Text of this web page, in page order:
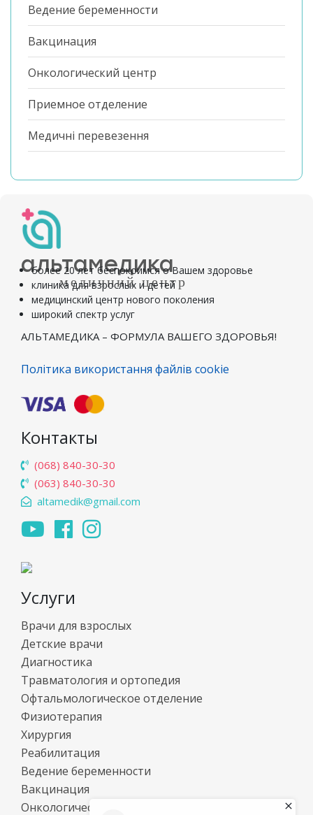
Ведение беременности
Вакцинация
Онкологический центр
Приемное отделение
Медичні перевезення
альтамедика
медичний центр
более 20 лет беспокоимся о Вашем здоровье
клиника для взрослых и детей
медицинский центр нового поколения
широкий спектр услуг
АЛЬТАМЕДИКА – ФОРМУЛА ВАШЕГО ЗДОРОВЬЯ!
Політика використання файлів cookie
Контакты
(068) 840-30-30
(063) 840-30-30
altamedik@gmail.com
Услуги
Врачи для взрослых
Детские врачи
Диагностика
Травматология и ортопедия
Офтальмологическое отделение
Физиотерапия
Хирургия
Реабилитация
Ведение беременности
Вакцинация
Онкологический центр